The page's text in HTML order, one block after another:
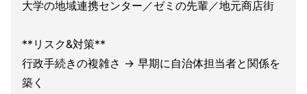
大学の地域連携センター／ゼミの先輩／地元商店街
**リスク&対策**
行政手続きの複雑さ → 早期に自治体担当者と関係を
築く